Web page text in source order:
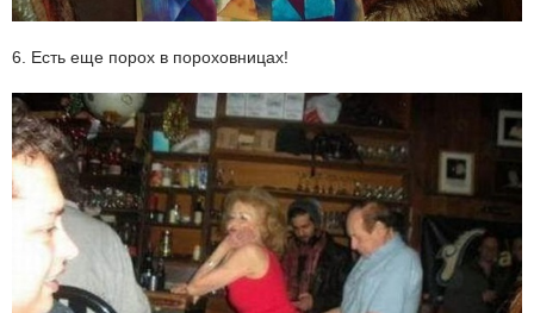
6. Есть еще порох в пороховницах!